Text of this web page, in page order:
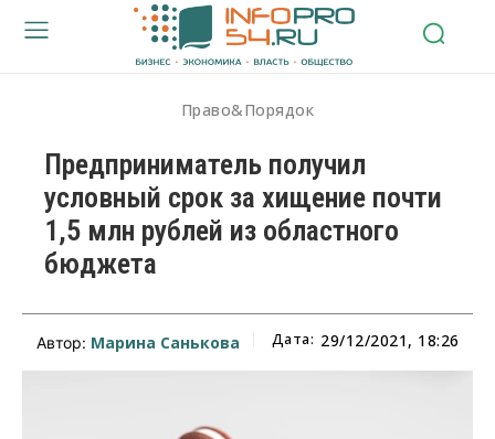
Право&Порядок
Предприниматель получил
условный срок за хищение почти
1,5 млн рублей из областного
бюджета
Автор: Марина Санькова Дата: 29/12/2021, 18:26